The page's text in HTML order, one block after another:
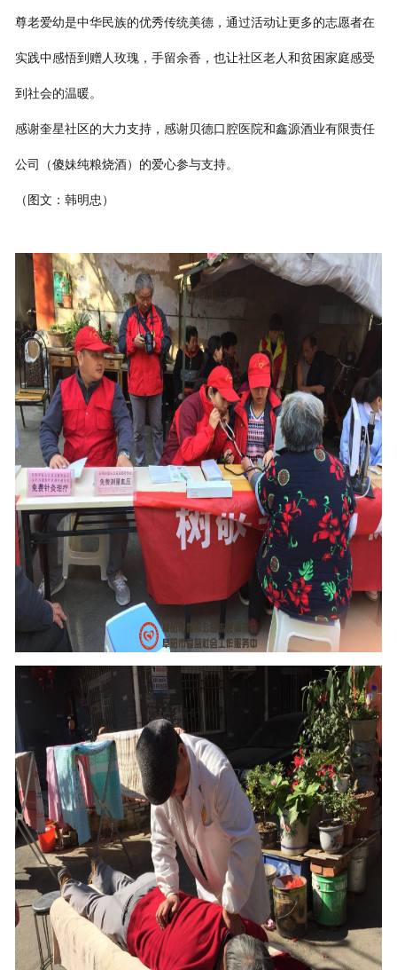
尊老爱幼是中华民族的优秀传统美德，通过活动让更多的志愿者在
实践中感悟到赠人玫瑰，手留余香，也让社区老人和贫困家庭感受
到社会的温暖。
感谢奎星社区的大力支持，感谢贝德口腔医院和鑫源酒业有限责任
公司（傻妹纯粮烧酒）的爱心参与支持。
（图文：韩明忠）